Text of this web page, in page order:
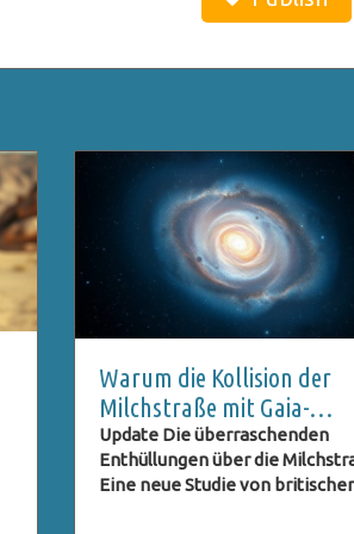
Warum die Kollision der
Milchstraße mit Gaia-
Enceladus ihre Form
veränderte
Update Die überraschenden
Enthüllungen über die
Eine neue Studie von